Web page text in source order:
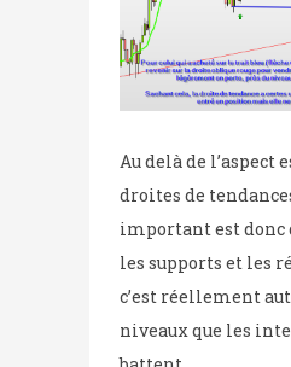
Au delà de l’aspect
droites de
important est donc
les supports et les
c’est réellement
niveaux que les